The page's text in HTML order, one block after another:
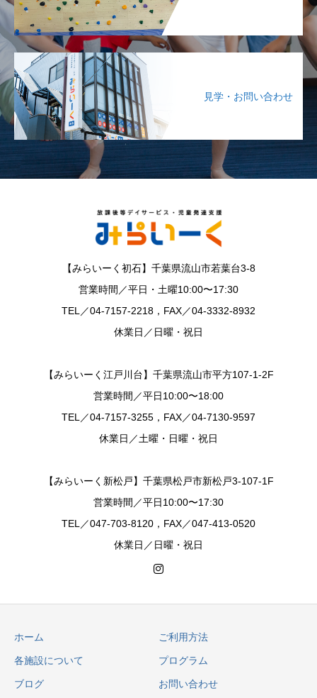
見学・お問い合わせ
【みらいーく初石】千葉県流山市若葉台3-8
営業時間／平日・土曜10:00〜17:30
TEL／04-7157-2218，FAX／04-3332-8932
休業日／日曜・祝日
【みらいーく江戸川台】千葉県流山市平方107-1-2F
営業時間／平日10:00〜18:00
TEL／04-7157-3255，FAX／04-7130-9597
休業日／土曜・日曜・祝日
【みらいーく新松戸】千葉県松戸市新松戸3-107-1F
営業時間／平日10:00〜17:30
TEL／047-703-8120，FAX／047-413-0520
休業日／日曜・祝日
ホーム ご利用方法
各施設について プログラム
ブログ お問い合わせ